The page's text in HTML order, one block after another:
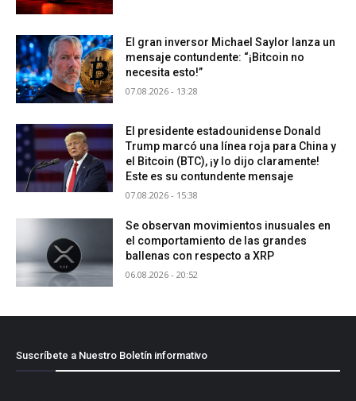
El gran inversor Michael Saylor lanza un
mensaje contundente: “¡Bitcoin no
necesita esto!”
07.08.2026 - 13:28
El presidente estadounidense Donald
Trump marcó una línea roja para China y
el Bitcoin (BTC), ¡y lo dijo claramente!
Este es su contundente mensaje
07.08.2026 - 15:38
Se observan movimientos inusuales en
el comportamiento de las grandes
ballenas con respecto a XRP
06.08.2026 - 20:52
Suscríbete a Nuestro Boletín informativo